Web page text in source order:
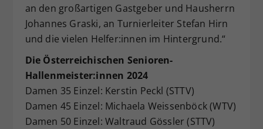
an den großartigen Gastgeber und Hausherrn
Johannes Graski, an Turnierleiter Stefan Hirn
und die vielen Helfer:innen im Hintergrund.“
Die Österreichischen Senioren-
Hallenmeister:innen 2024
Damen 35 Einzel: Kerstin Peckl (STTV)
Damen 45 Einzel: Michaela Weissenböck (WTV)
Damen 50 Einzel: Waltraud Gössler (STTV)